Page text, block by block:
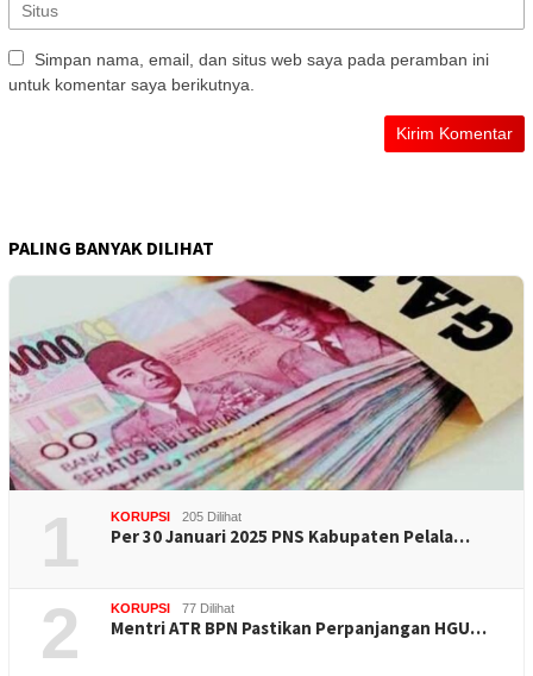
Simpan nama, email, dan situs web saya pada peramban ini
untuk komentar saya berikutnya.
PALING BANYAK DILIHAT
1 KORUPSI 205 Dilihat
Per 30 Januari 2025 PNS Kabupaten Pelala…
2 KORUPSI 77 Dilihat
Mentri ATR BPN Pastikan Perpanjangan HGU…